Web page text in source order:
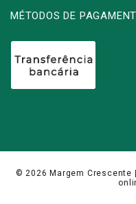
MÉTODOS DE
© 2026Margem Crescente